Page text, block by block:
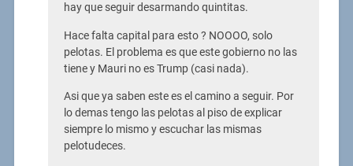
hay que seguir desarmando quintitas.
Hace falta capital para esto ? NOOOO, solo
pelotas. El problema es que este gobierno no las
tiene y Mauri no es Trump (casi nada).
Asi que ya saben este es el camino a seguir. Por
lo demas tengo las pelotas al piso de explicar
siempre lo mismo y escuchar las mismas
pelotudeces.